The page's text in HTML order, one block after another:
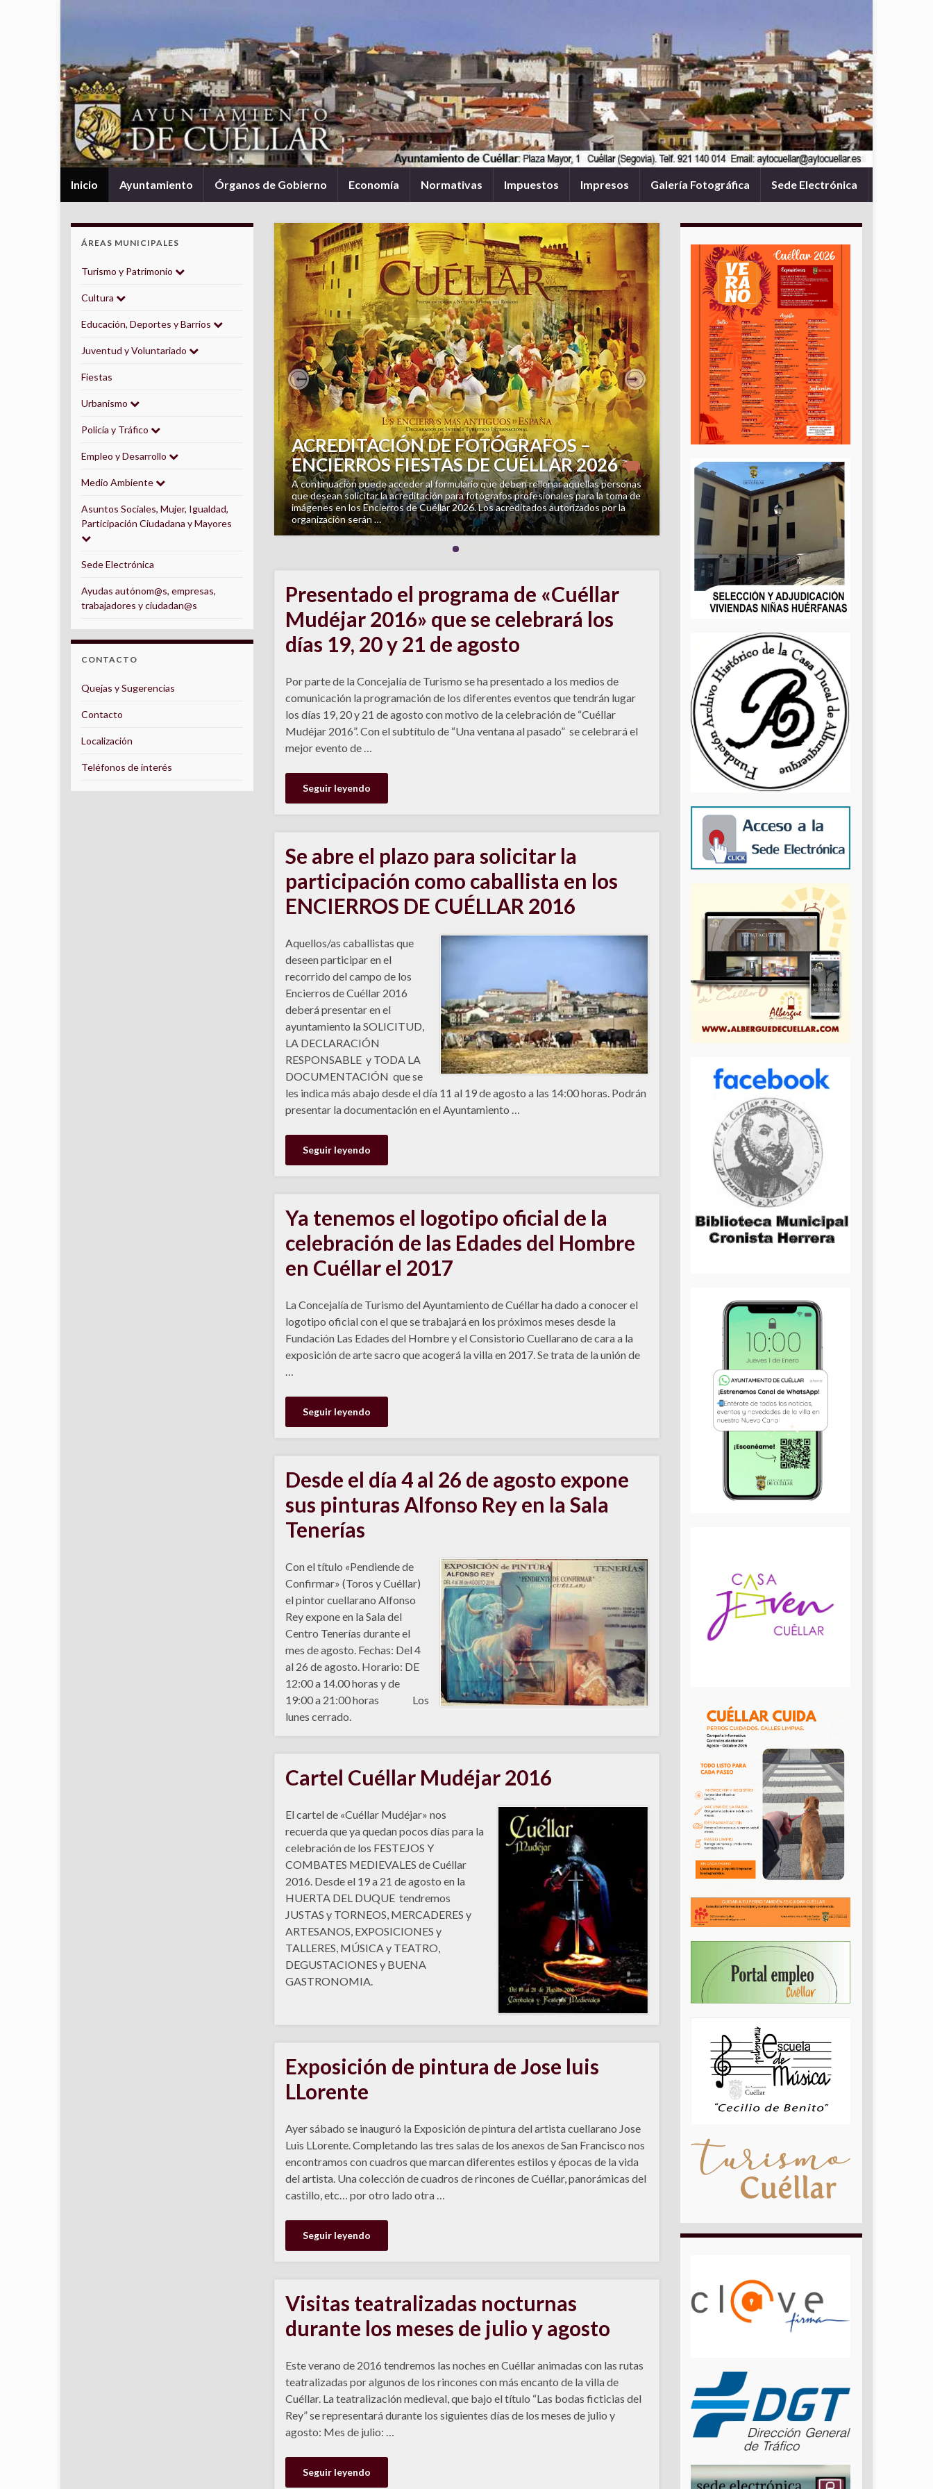
Inicio Ayuntamiento Órganos de Gobierno Economía Normativas Impuestos Impresos Galería Fotográfica Sede Electrónica
PIANO Y CANDELAS: TRIBUTO A
LUDOVICO EINAUDI
Al piano Rafael Montalvo Alonso. Jueves 13 de agosto a las 21,30 horas en la
Iglesia de San Francisco (Cuéllar). Un escenario único, iluminado por la cálida luz
de las velas, para disfrutar de algunas …
Previous Next
Presentado el programa de «Cuéllar
Mudéjar 2016» que se celebrará los
días 19, 20 y 21 de agosto
Por parte de la Concejalía de Turismo se ha presentado a los medios de
comunicación la programación de los diferentes eventos que tendrán lugar
los días 19, 20 y 21 de agosto con motivo de la celebración de “Cuéllar
Mudéjar 2016”. Con el subtítulo de “Una ventana al pasado” se celebrará el
mejor evento de …
Seguir leyendo
Se abre el plazo para solicitar la
participación como caballista en los
ENCIERROS DE CUÉLLAR 2016
Aquellos/as caballistas que
deseen participar en el
recorrido del campo de los
Encierros de Cuéllar 2016
deberá presentar en el
ayuntamiento la SOLICITUD,
LA DECLARACIÓN
RESPONSABLE y TODA LA
DOCUMENTACIÓN que se
les indica más abajo desde el día 11 al 19 de agosto a las 14:00 horas. Podrán
presentar la documentación en el Ayuntamiento …
Seguir leyendo
Ya tenemos el logotipo oficial de la
celebración de las Edades del Hombre
en Cuéllar el 2017
La Concejalía de Turismo del Ayuntamiento de Cuéllar ha dado a conocer el
logotipo oficial con el que se trabajará en los próximos meses desde la
Fundación Las Edades del Hombre y el Consistorio Cuellarano de cara a la
exposición de arte sacro que acogerá la villa en 2017. Se trata de la unión de
…
Seguir leyendo
Desde el día 4 al 26 de agosto expone
sus pinturas Alfonso Rey en la Sala
Tenerías
Con el título «Pendiende de
Confirmar» (Toros y Cuéllar)
el pintor cuellarano Alfonso
Rey expone en la Sala del
Centro Tenerías durante el
mes de agosto. Fechas: Del 4
al 26 de agosto. Horario: DE
12:00 a 14.00 horas y de
19:00 a 21:00 horas Los
lunes cerrado.
Cartel Cuéllar Mudéjar 2016
El cartel de «Cuéllar Mudéjar» nos
recuerda que ya quedan pocos días para la
celebración de los FESTEJOS Y
COMBATES MEDIEVALES de Cuéllar
2016. Desde el 19 a 21 de agosto en la
HUERTA DEL DUQUE tendremos
JUSTAS y TORNEOS, MERCADERES y
ARTESANOS, EXPOSICIONES y
TALLERES, MÚSICA y TEATRO,
DEGUSTACIONES y BUENA
GASTRONOMIA.
Exposición de pintura de Jose luis
LLorente
Ayer sábado se inauguró la Exposición de pintura del artista cuellarano Jose
Luis LLorente. Completando las tres salas de los anexos de San Francisco nos
encontramos con cuadros que marcan diferentes estilos y épocas de la vida
del artista. Una colección de cuadros de rincones de Cuéllar, panorámicas del
castillo, etc… por otro lado otra …
Seguir leyendo
Visitas teatralizadas nocturnas
durante los meses de julio y agosto
Este verano de 2016 tendremos las noches en Cuéllar animadas con las rutas
teatralizadas por algunos de los rincones con más encanto de la villa de
Cuéllar. La teatralización medieval, que bajo el título “Las bodas ficticias del
Rey” se representará durante los siguientes días de los meses de julio y
agosto: Mes de julio: …
Seguir leyendo
ÁREAS MUNICIPALES
Turismo y Patrimonio
Cultura
Educación, Deportes y Barrios
Juventud y Voluntariado
Fiestas
Urbanismo
Policía y Tráfico
Empleo y Desarrollo
Medio Ambiente
Asuntos Sociales, Mujer, Igualdad,
Participación Ciudadana y Mayores
Sede Electrónica
Ayudas autónom@s, empresas,
trabajadores y ciudadan@s
CONTACTO
Quejas y Sugerencias
Contacto
Localización
Teléfonos de interés